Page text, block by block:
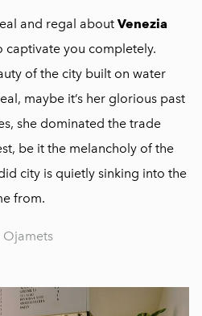
and regal about Venezia
captivate you completely.
of the city built on water
maybe it’s her glorious past
she dominated the trade
be it the melancholy of the
city is quietly sinking into the
from.
Ojamets